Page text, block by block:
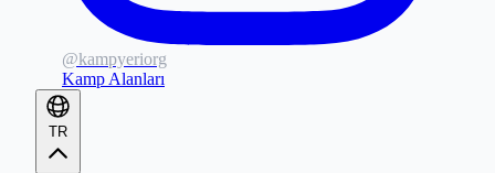
@kampyeriorg
Kamp Alanları
TR